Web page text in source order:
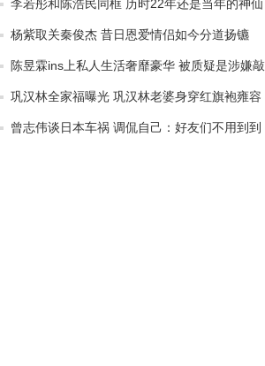
李若彤和陈浩民同框 历时22年还是当年的神仙
姐姐和段公子
杨紫取关秦俊杰 昔日恩爱情侣如今分道扬镳
陈昱霖ins上私人生活奢靡豪华 被质疑是涉嫌敲
诈分手费
巩汉林全家福曝光 巩汉林老婆身穿红旗袍雍容
华贵
曾志伟谈日本车祸 调侃自己：好友们不用到到